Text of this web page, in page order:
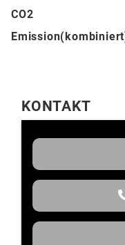
CO2
KONTAKT